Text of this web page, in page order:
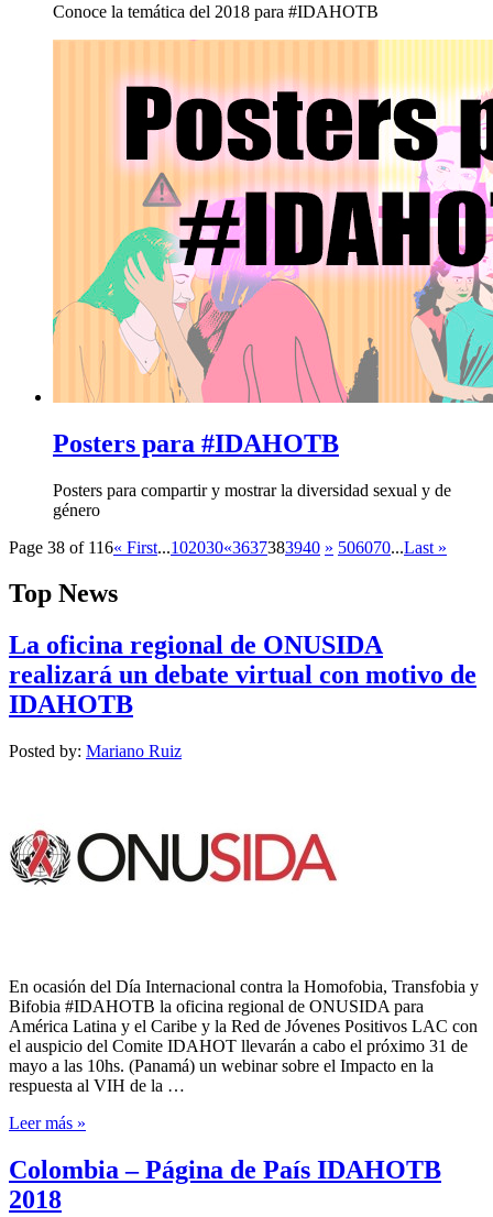
Conoce la temática del 2018 para #IDAHOTB
Posters para #IDAHOTB
Posters para compartir y mostrar la diversidad sexual y de
género
Page 38 of 116« First...102030«3637383940 » 506070...Last »
Top News
La oficina regional de ONUSIDA
realizará un debate virtual con motivo de
IDAHOTB
Posted by: Mariano Ruiz
En ocasión del Día Internacional contra la Homofobia, Transfobia y
Bifobia #IDAHOTB la oficina regional de ONUSIDA para
América Latina y el Caribe y la Red de Jóvenes Positivos LAC con
el auspicio del Comite IDAHOT llevarán a cabo el próximo 31 de
mayo a las 10hs. (Panamá) un webinar sobre el Impacto en la
respuesta al VIH de la …
Leer más »
Colombia – Página de País IDAHOTB
2018